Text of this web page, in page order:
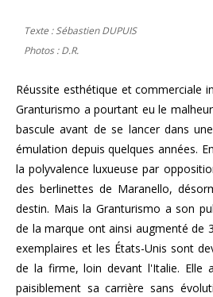
Texte : Sébastien DUPUIS
Photos : D.R.
Réussite esthétique et commerciale
Granturismo a pourtant eu le
bascule avant de se lancer dans
émulation depuis quelques années.
la polyvalence luxueuse par
des berlinettes de Maranello,
destin. Mais la Granturismo a son
de la marque ont ainsi augmenté de
exemplaires et les États-Unis sont
de la firme, loin devant l'Italie. Elle
paisiblement sa carrière sans